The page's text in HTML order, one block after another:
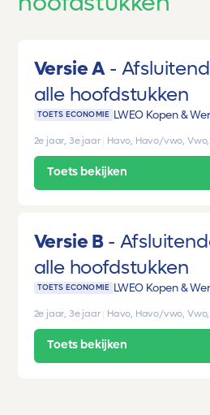
Versie A
alle hoofdstukken
TOETS ECONOMIE LWEO Kopen &
2e jaar, 3e jaar Havo, Havo/vwo,
Toets bekijken
Versie B
alle hoofdstukken
TOETS ECONOMIE LWEO Kopen &
2e jaar, 3e jaar Havo, Havo/vwo,
Toets bekijken